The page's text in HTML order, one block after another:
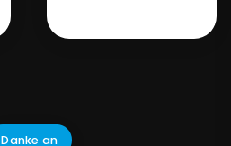
Danke an